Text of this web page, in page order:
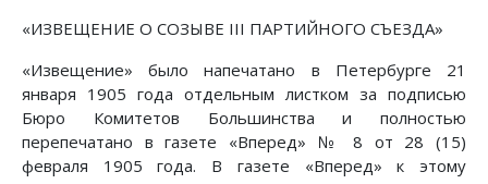
«ИЗВЕЩЕНИЕ О СОЗЫВЕ III ПАРТИЙНОГО СЪЕЗДА»
«Извещение» было напечатано в Петербурге 21
января 1905 года отдельным листком за подписью
Бюро Комитетов Большинства и полностью
перепечатано в газете «Вперед» № 8 от 28 (15)
февраля 1905 года. В газете «Вперед» к этому